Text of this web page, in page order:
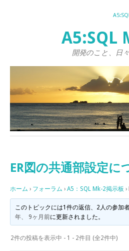
A5:SQL
開発のこと、日
ER図の共通部設定に
ホーム › フォーラム › A5：SQL Mk-2掲示板 ›
このトピックには1件の返信、2人の参加
年、 9ヶ月前に更新されました。
2件の投稿を表示中 - 1 - 2件目 (全2件中)